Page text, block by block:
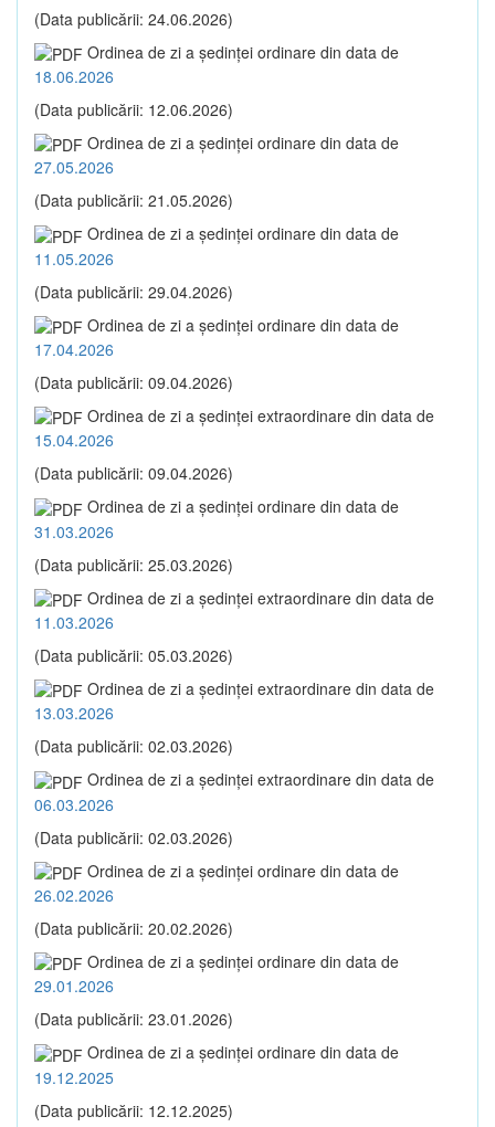
(Data publicării: 24.06.2026)
Ordinea de zi a şedinţei ordinare din data de
18.06.2026
(Data publicării: 12.06.2026)
Ordinea de zi a şedinţei ordinare din data de
27.05.2026
(Data publicării: 21.05.2026)
Ordinea de zi a şedinţei ordinare din data de
11.05.2026
(Data publicării: 29.04.2026)
Ordinea de zi a şedinţei ordinare din data de
17.04.2026
(Data publicării: 09.04.2026)
Ordinea de zi a şedinţei extraordinare din data de
15.04.2026
(Data publicării: 09.04.2026)
Ordinea de zi a şedinţei ordinare din data de
31.03.2026
(Data publicării: 25.03.2026)
Ordinea de zi a şedinţei extraordinare din data de
11.03.2026
(Data publicării: 05.03.2026)
Ordinea de zi a şedinţei extraordinare din data de
13.03.2026
(Data publicării: 02.03.2026)
Ordinea de zi a şedinţei extraordinare din data de
06.03.2026
(Data publicării: 02.03.2026)
Ordinea de zi a şedinţei ordinare din data de
26.02.2026
(Data publicării: 20.02.2026)
Ordinea de zi a şedinţei ordinare din data de
29.01.2026
(Data publicării: 23.01.2026)
Ordinea de zi a şedinţei ordinare din data de
19.12.2025
(Data publicării: 12.12.2025)